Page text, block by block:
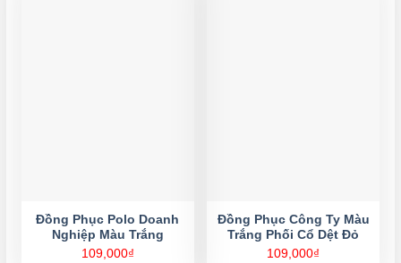
Đồng Phục Polo Doanh
Nghiệp Màu Trắng
109,000₫
Đồng Phục Công Ty Màu
Trắng Phối Cổ Dệt Đỏ
109,000₫